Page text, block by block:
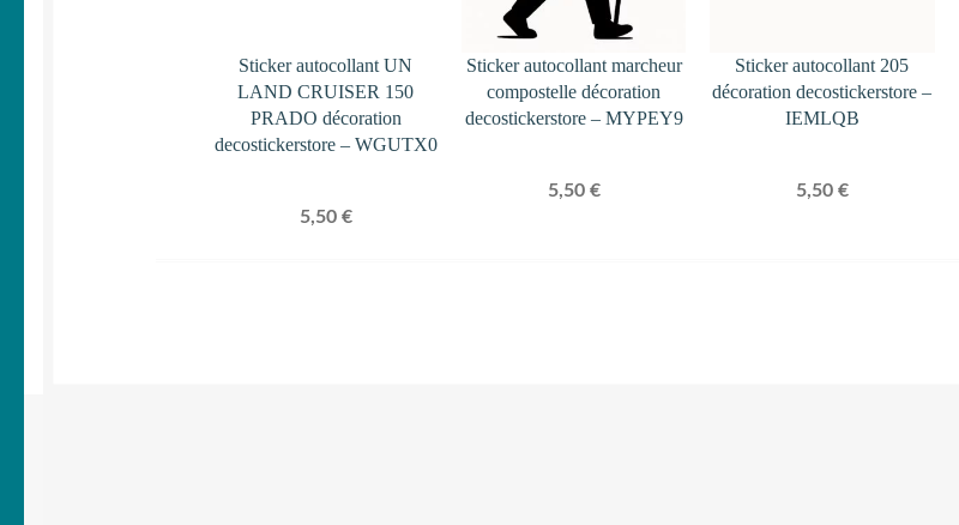
Sticker autocollant UN
LAND CRUISER 150
PRADO décoration
decostickerstore – WGUTX0
5,50 €
Sticker autocollant marcheur
compostelle décoration
decostickerstore – MYPEY9
5,50 €
Sticker autocollant 205
décoration decostickerstore –
IEMLQB
5,50 €